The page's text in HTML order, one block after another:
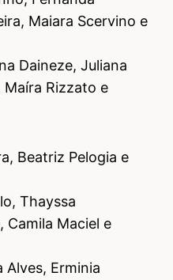
Maiara Scervino e
Daineze, Juliana
Maíra Rizzato e
Beatriz Pelogia e
Thayssa
Camila Maciel e
Alves, Erminia